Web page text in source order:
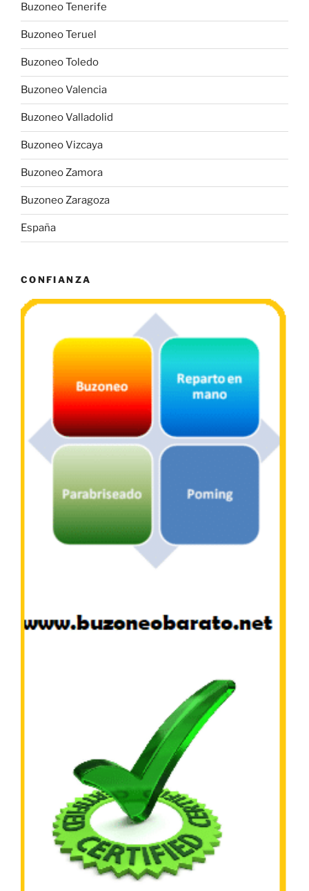
Buzoneo Tenerife
Buzoneo Teruel
Buzoneo Toledo
Buzoneo Valencia
Buzoneo Valladolid
Buzoneo Vizcaya
Buzoneo Zamora
Buzoneo Zaragoza
España
CONFIANZA